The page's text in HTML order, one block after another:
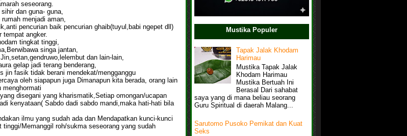
seseorang.
dan guna- guna,
menjadi aman,
pencurian baik pencurian ghaib(tuyul,babi ngepet dll)
tempat angker.
tingkat tinggi,
singa jantan,
dan lain-lain,
gelap jadi terang benderang,
jin fasik tidak berani mendekat/mengganggu
oleh siapapun juga Dimanapun kita berada, orang lain
menghormati
disegani yang kharismatik,Setiap omongan/ucapan
kenyataan( Sabdo dadi sabdo mandi,maka hati-hati bila
ilmu yang sudah ada dan Mendapatkan kunci-kunci
tinggi/Memanggil roh/sukma seseorang yang sudah
Mustika Populer
Tapak Jalak Khodam
Harimau
Mustika Tapak Jalak
Khodam Harimau
Mustika Bertuah Ini
Berasal Dari sahabat
saya yang di mana beliau seorang
Guru Spiritual di daerah Malang...
Sarutomo Pusoko Pemikat dan Kuat
Seks